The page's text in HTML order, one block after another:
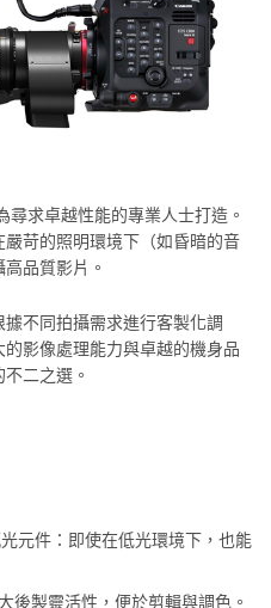
求卓越性能的專業人士打造。
苛的照明環境下（如昏暗的音
品質影片。
不同拍攝需求進行客製化調
影像處理能力與卓越的機身品
二之選。
元件：即使在低光環境下，也能
後製靈活性，便於剪輯與調色。